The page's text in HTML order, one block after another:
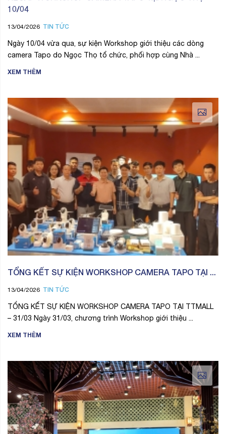
10/04
13/04/2026 TIN TỨC
Ngày 10/04 vừa qua, sự kiện Workshop giới thiệu các dòng
camera Tapo do Ngọc Thọ tổ chức, phối hợp cùng Nhà ...
XEM THÊM
TỔNG KẾT SỰ KIỆN WORKSHOP CAMERA TAPO TẠI ...
13/04/2026 TIN TỨC
TỔNG KẾT SỰ KIỆN WORKSHOP CAMERA TAPO TẠI TTMALL
– 31/03 Ngày 31/03, chương trình Workshop giới thiệu ...
XEM THÊM